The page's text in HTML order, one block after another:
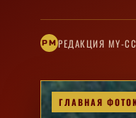
РM РЕДАКЦИЯ MY-
ГЛАВНАЯ